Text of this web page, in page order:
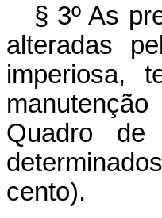
§ 3º As
alteradas
imperiosa,
Quadro
cento).